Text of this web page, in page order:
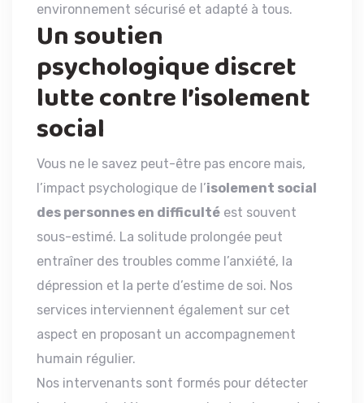
environnement sécurisé et adapté à tous.
Un soutien
psychologique discret
lutte contre l’isolement
social
Vous ne le savez peut-être pas encore mais,
l’impact psychologique de l’isolement social
des personnes en difficulté est souvent
sous-estimé. La solitude prolongée peut
entraîner des troubles comme l’anxiété, la
dépression et la perte d’estime de soi. Nos
services interviennent également sur cet
aspect en proposant un accompagnement
humain régulier.
Nos intervenants sont formés pour détecter